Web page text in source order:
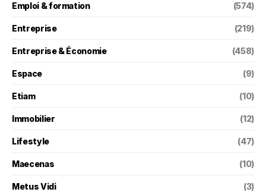
Emploi & formation (574)
Entreprise (219)
Entreprise & Économie (458)
Espace (9)
Etiam (10)
Immobilier (12)
Lifestyle (47)
Maecenas (10)
Metus Vidi (3)